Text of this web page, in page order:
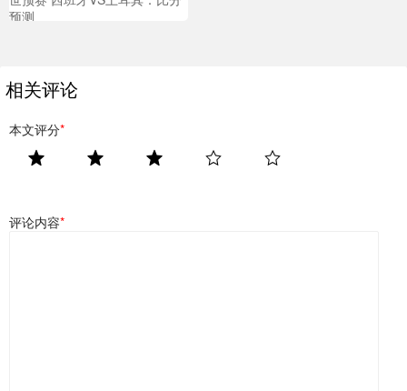
预测
相关评论
本文评分*
评论内容*